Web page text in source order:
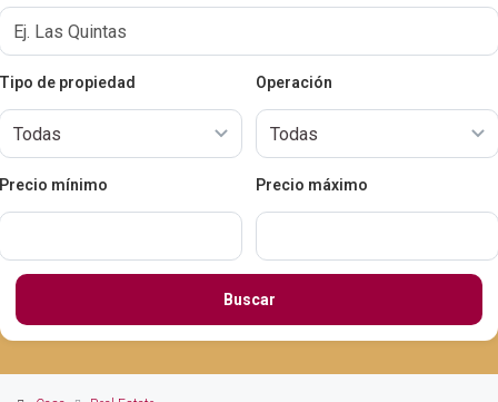
Tipo de propiedad Operación
Precio mínimo Precio máximo
Buscar